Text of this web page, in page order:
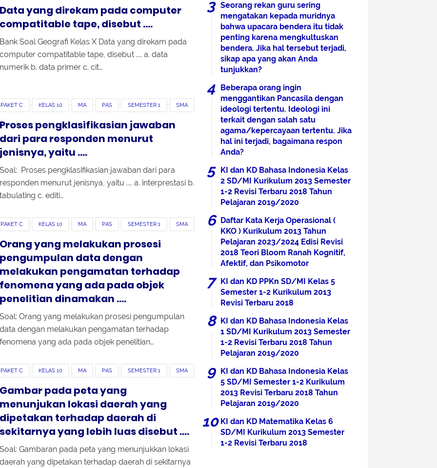
Data yang direkam pada computer
compatitable tape, disebut ....
Bank Soal Geografi Kelas X Data yang direkam pada
computer compatitable tape, disebut .... a. data
numerik b. data primer c. cit…
C KELAS 10 MA PAS SEMESTER 1 SMA
Proses pengklasifikasian jawaban
dari para responden menurut
jenisnya, yaitu ....
Soal: Proses pengklasifikasian jawaban dari para
responden menurut jenisnya, yaitu .... a. interprestasi b.
tabulating c. editi…
C KELAS 10 MA PAS SEMESTER 1 SMA
Orang yang melakukan prosesi
pengumpulan data dengan
melakukan pengamatan terhadap
fenomena yang ada pada objek
penelitian dinamakan ....
Soal: Orang yang melakukan prosesi pengumpulan
data dengan melakukan pengamatan terhadap
fenomena yang ada pada objek penelitian…
C KELAS 10 MA PAS SEMESTER 1 SMA
Gambar pada peta yang
menunjukan lokasi daerah yang
dipetakan terhadap daerah di
sekitarnya yang lebih luas disebut ....
Soal: Gambaran pada peta yang menunjukkan lokasi
daerah yang dipetakan terhadap daerah di sekitarnya
Seorang rekan guru sering
mengatakan kepada muridnya
bahwa upacara bendera itu tidak
penting karena mengkultuskan
bendera. Jika hal tersebut terjadi,
sikap apa yang akan Anda
tunjukkan?
Beberapa orang ingin
menggantikan Pancasila dengan
ideologi tertentu. Ideologi ini
terkait dengan salah satu
agama/kepercayaan tertentu. Jika
hal ini terjadi, bagaimana respon
Anda?
KI dan KD Bahasa Indonesia Kelas
2 SD/MI Kurikulum 2013 Semester
1-2 Revisi Terbaru 2018 Tahun
Pelajaran 2019/2020
Daftar Kata Kerja Operasional (
KKO ) Kurikulum 2013 Tahun
Pelajaran 2023/2024 Edisi Revisi
2018 Teori Bloom Ranah Kognitif,
Afektif, dan Psikomotor
KI dan KD PPKn SD/MI Kelas 5
Semester 1-2 Kurikulum 2013
Revisi Terbaru 2018
KI dan KD Bahasa Indonesia Kelas
1 SD/MI Kurikulum 2013 Semester
1-2 Revisi Terbaru 2018 Tahun
Pelajaran 2019/2020
KI dan KD Bahasa Indonesia Kelas
5 SD/MI Semester 1-2 Kurikulum
2013 Revisi Terbaru 2018 Tahun
Pelajaran 2019/2020
KI dan KD Matematika Kelas 6
SD/MI Kurikulum 2013 Semester
1-2 Revisi Terbaru 2018